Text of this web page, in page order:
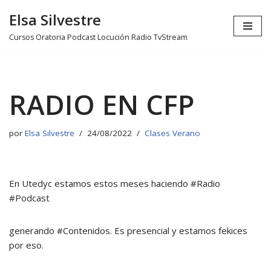
Ir
Elsa Silvestre
Cursos Oratoria Podcast Locución Radio TvStream
RADIO EN CFP
por Elsa Silvestre 24/08/2022 Clases Verano
En Utedyc estamos estos meses haciendo #Radio
#Podcast
generando #Contenidos. Es presencial y estamos fekices
por eso.